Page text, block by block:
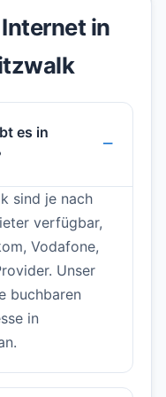
in
es in
sind je nach
verfügbar,
Vodafone,
Unser
buchbaren
in